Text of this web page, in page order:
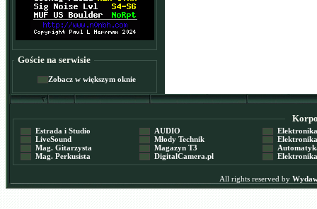
Goście na serwisie
Zobacz w większym oknie
Estrada i Studio
LiveSound
Mag. Gitarzysta
Mag. Perkusista
AUDIO
Młody Technik
Magazyn T3
DigitalCamera.pl
Elektronika
Elektronika
Automatyka
Elektronika
All rights reserved by